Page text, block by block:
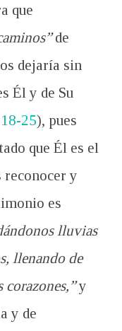
que
de
dejaría sin
Él y de Su
25), pues
que Él es el
reconocer y
es
lluvias
llenando de
corazones,”y
y de